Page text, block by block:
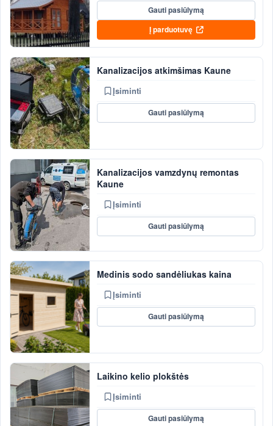
Gauti pasiūlymą
Į parduotuvę
Kanalizacijos atkimšimas Kaune
Įsiminti
Gauti pasiūlymą
Kanalizacijos vamzdynų remontas
Kaune
Įsiminti
Gauti pasiūlymą
Medinis sodo sandėliukas kaina
Įsiminti
Gauti pasiūlymą
Laikino kelio plokštės
Įsiminti
Gauti pasiūlymą